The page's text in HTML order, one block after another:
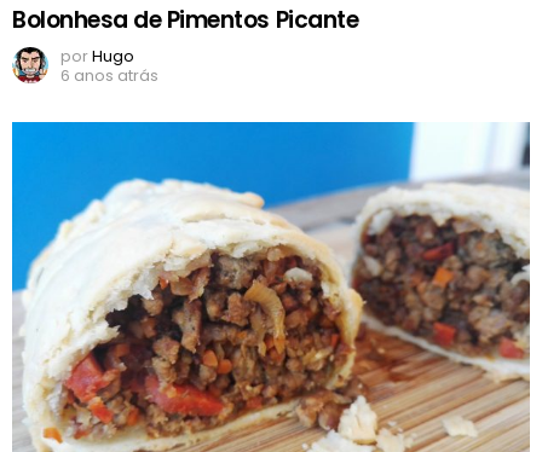
Bolonhesa de Pimentos Picante
porHugo
6 anos atrás